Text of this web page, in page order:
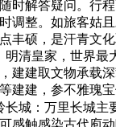
时解答疑问。行
调整。如旅客姑
丰硕，是汗青文
明清皇家，世界最
建建取文物承载
建建，参不雅瑰
长城：万里长城主
感触感染古代庖